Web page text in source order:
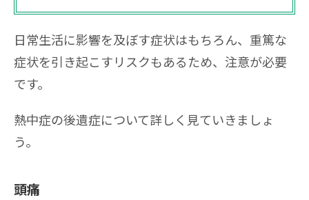
日常生活に影響を及ぼす症状はもちろん、重篤な
症状を引き起こすリスクもあるため、注意が必要
です。
熱中症の後遺症について詳しく見ていきましょ
う。
頭痛